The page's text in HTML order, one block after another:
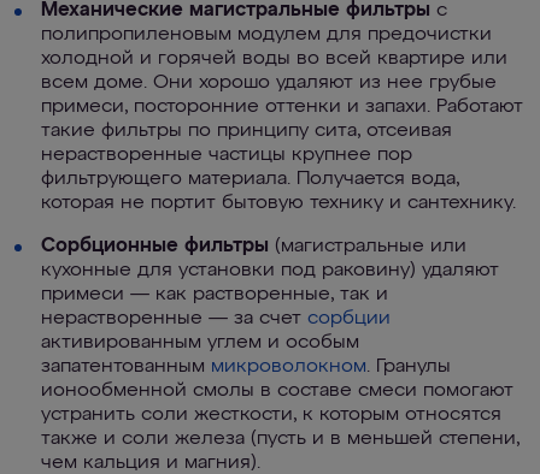
Механические магистральные фильтры с
полипропиленовым модулем для предочистки
холодной и горячей воды во всей квартире или
всем доме. Они хорошо удаляют из нее грубые
примеси, посторонние оттенки и запахи. Работают
такие фильтры по принципу сита, отсеивая
нерастворенные частицы крупнее пор
фильтрующего материала. Получается вода,
которая не портит бытовую технику и сантехнику.
Сорбционные фильтры (магистральные или
кухонные для установки под раковину) удаляют
примеси — как растворенные, так и
нерастворенные — за счет сорбции
активированным углем и особым
запатентованным микроволокном. Гранулы
ионообменной смолы в составе смеси помогают
устранить соли жесткости, к которым относятся
также и соли железа (пусть и в меньшей степени,
чем кальция и магния).